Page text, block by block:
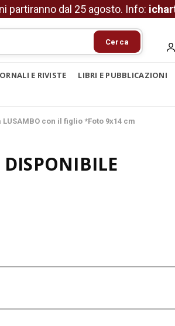
partiranno dal 25 agosto. Info:
Cerca
E RIVISTE LIBRI E PUBBLICAZIONI
LUSAMBO con il figlio *Foto 9x14 cm